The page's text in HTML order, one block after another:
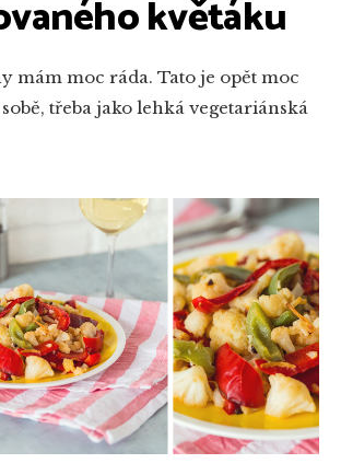
květáku
mám moc ráda. Tato je opět moc
třeba jako lehká vegetariánská